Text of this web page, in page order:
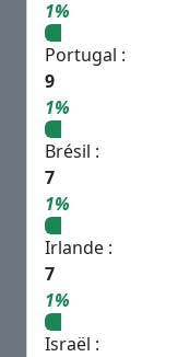
1%
Portugal :
9
1%
Brésil :
7
1%
Irlande :
7
1%
Israël :